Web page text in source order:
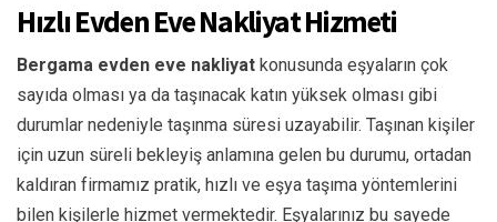
Hızlı Evden Eve Nakliyat Hizmeti
Bergama evden eve nakliyat konusunda eşyaların çok
sayıda olması ya da taşınacak katın yüksek olması gibi
durumlar nedeniyle taşınma süresi uzayabilir. Taşınan kişiler
için uzun süreli bekleyiş anlamına gelen bu durumu, ortadan
kaldıran firmamız pratik, hızlı ve eşya taşıma yöntemlerini
bilen kişilerle hizmet vermektedir. Eşyalarınız bu sayede